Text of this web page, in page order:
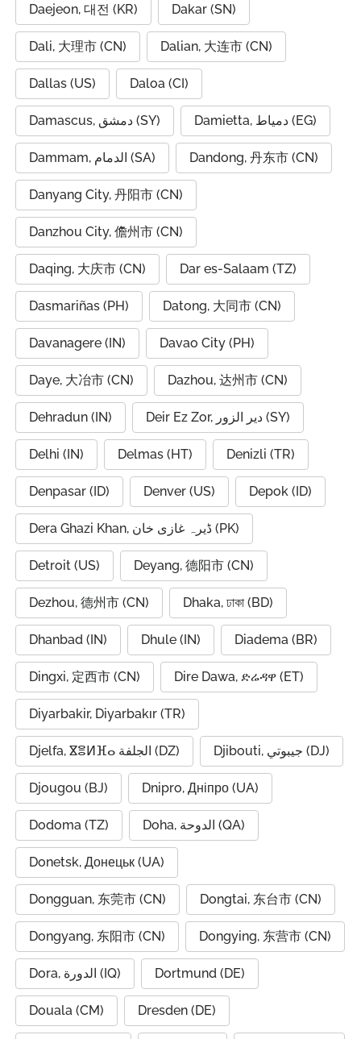
Daejeon, 대전 (KR) Dakar (SN)
Dali, 大理市 (CN) Dalian, 大连市 (CN)
Dallas (US) Daloa (CI)
Damascus, دمشق (SY) Damietta, دمياط (EG)
Dammam, الدمام (SA) Dandong, 丹东市 (CN)
Danyang City, 丹阳市 (CN)
Danzhou City, 儋州市 (CN)
Daqing, 大庆市 (CN) Dar es-Salaam (TZ)
Dasmariñas (PH) Datong, 大同市 (CN)
Davanagere (IN) Davao City (PH)
Daye, 大冶市 (CN) Dazhou, 达州市 (CN)
Dehradun (IN) Deir Ez Zor, دير الزور (SY)
Delhi (IN) Delmas (HT) Denizli (TR)
Denpasar (ID) Denver (US) Depok (ID)
Dera Ghazi Khan, ڈیرہ غازی خان (PK)
Detroit (US) Deyang, 德阳市 (CN)
Dezhou, 德州市 (CN) Dhaka, ঢাকা (BD)
Dhanbad (IN) Dhule (IN) Diadema (BR)
Dingxi, 定西市 (CN) Dire Dawa, ድሬዳዋ (ET)
Diyarbakir, Diyarbakır (TR)
Djelfa, ⴵⴻⵍⴼⴰ الجلفة (DZ) Djibouti, جيبوتي (DJ)
Djougou (BJ) Dnipro, Дніпро (UA)
Dodoma (TZ) Doha, الدوحة (QA)
Donetsk, Донецьк (UA)
Dongguan, 东莞市 (CN) Dongtai, 东台市 (CN)
Dongyang, 东阳市 (CN) Dongying, 东营市 (CN)
Dora, الدورة (IQ) Dortmund (DE)
Douala (CM) Dresden (DE)